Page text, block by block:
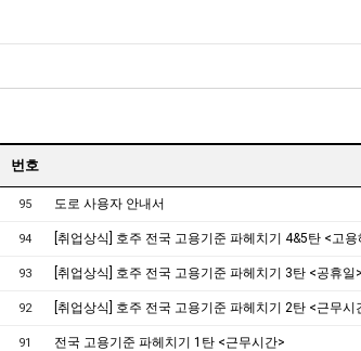
번호
95 도로 사용자 안내서
94
93 [취업상식] 호주 전국 고용기준 파헤치기 3탄 <공휴일>
92 [취업상식] 호주 전국 고용기준 파헤치기 2탄 <근무시
91 전국 고용기준 파헤치기 1탄 <근무시간>